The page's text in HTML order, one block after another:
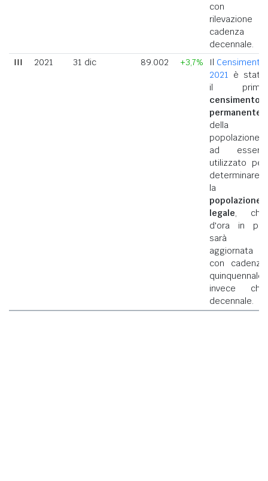
con
rilevazione a
cadenza
decennale.
III
2021 31 dic 89.002 +3,7% Il Censimento
2021 è stato
il primo
censimento
permanente
della
popolazione
ad essere
utilizzato per
determinare
la
popolazione
legale, che
d'ora in poi
sarà
aggiornata
con cadenza
quinquennale
invece che
decennale.